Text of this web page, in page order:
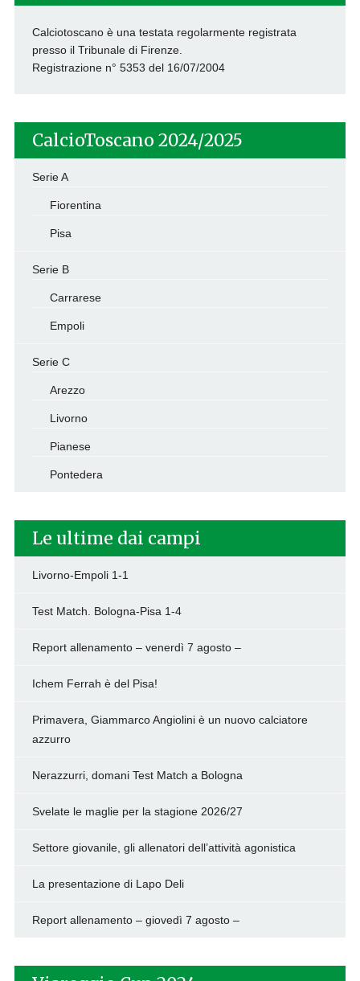
Calciotoscano è una testata regolarmente registrata
presso il Tribunale di Firenze.
Registrazione n° 5353 del 16/07/2004
CalcioToscano 2024/2025
Serie A
Fiorentina
Pisa
Serie B
Carrarese
Empoli
Serie C
Arezzo
Livorno
Pianese
Pontedera
Le ultime dai campi
Livorno-Empoli 1-1
Test Match. Bologna-Pisa 1-4
Report allenamento – venerdì 7 agosto –
Ichem Ferrah è del Pisa!
Primavera, Giammarco Angiolini è un nuovo calciatore
azzurro
Nerazzurri, domani Test Match a Bologna
Svelate le maglie per la stagione 2026/27
Settore giovanile, gli allenatori dell’attività agonistica
La presentazione di Lapo Deli
Report allenamento – giovedì 7 agosto –